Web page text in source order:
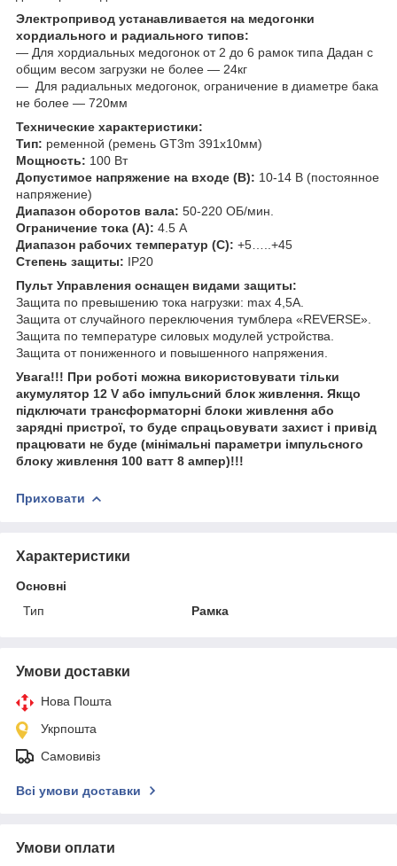
Электропривод устанавливается на медогонки
хордиального и радиального типов:
— Для хордиальных медогонок от 2 до 6 рамок типа Дадан с
общим весом загрузки не более — 24кг
— Для радиальных медогонок, ограничение в диаметре бака
не более — 720мм
Технические характеристики:
Тип: ременной (ремень GT3m 391х10мм)
Мощность: 100 Вт
Допустимое напряжение на входе (В): 10-14 В (постоянное
напряжение)
Диапазон оборотов вала: 50-220 ОБ/мин.
Ограничение тока (А): 4.5 А
Диапазон рабочих температур (С): +5…..+45
Степень защиты: IP20
Пульт Управления оснащен видами защиты:
Защита по превышению тока нагрузки: max 4,5А.
Защита от случайного переключения тумблера «REVERSE».
Защита по температуре силовых модулей устройства.
Защита от пониженного и повышенного напряжения.
Увага!!! При роботі можна використовувати тільки
акумулятор 12 V або імпульсний блок живлення. Якщо
підключати трансформаторні блоки живлення або
зарядні пристрої, то буде спрацьовувати захист і привід
працювати не буде (мінімальні параметри імпульсного
блоку живлення 100 ватт 8 ампер)!!!
Приховати
Характеристики
Основні
Тип
Рамка
Умови доставки
Нова Пошта
Укрпошта
Самовивіз
Всі умови доставки
Умови оплати